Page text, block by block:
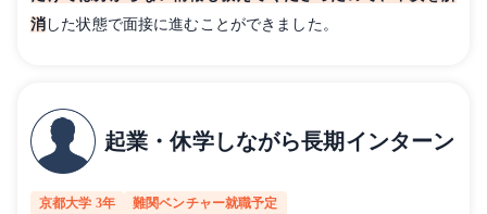
消 した状態で面接に進むことができました。
起業・休学しながら長期インターン
京都大学 3年 難関ベンチャー就職予定